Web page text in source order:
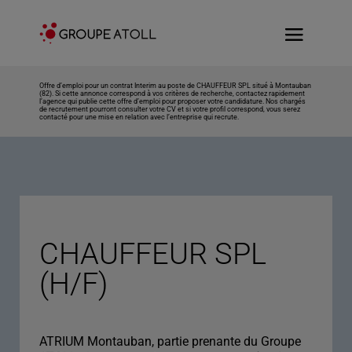
Offre d’emploi pour un contrat Interim au poste de CHAUFFEUR SPL situé à Montauban
(82). Si cette annonce correspond à vos critères de recherche, contactez rapidement
l’agence qui publie cette offre d’emploi pour proposer votre candidature. Nos chargés
de recrutement pourront consulter votre CV et si votre profil correspond, vous serez
contacté pour une mise en relation avec l’entreprise qui recrute.
CHAUFFEUR SPL
(H/F)
ATRIUM Montauban, partie prenante du Groupe